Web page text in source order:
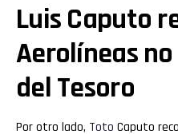
Luis Caputo
Aerolíneas
del Tesoro
Por otro lado, Toto Caputo